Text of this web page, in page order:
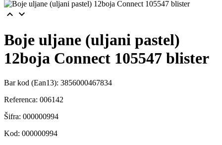
 
Boje uljane (uljani pastel)
12boja Connect 105547 blister
Bar kod (Ean13): 3856000467834
Referenca: 006142
Šifra: 000000994
Kod: 000000994